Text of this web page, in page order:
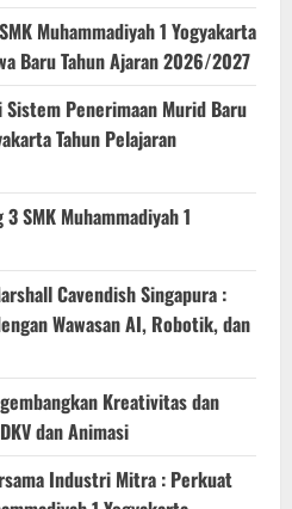
Muhammadiyah 1 Yogyakarta
Baru Tahun Ajaran 2026/2027
Penerimaan Murid Baru
Tahun Pelajaran
3 SMK Muhammadiyah 1
Cavendish Singapura :
Wawasan AI, Robotik, dan
Kreativitas dan
dan Animasi
Industri Mitra : Perkuat